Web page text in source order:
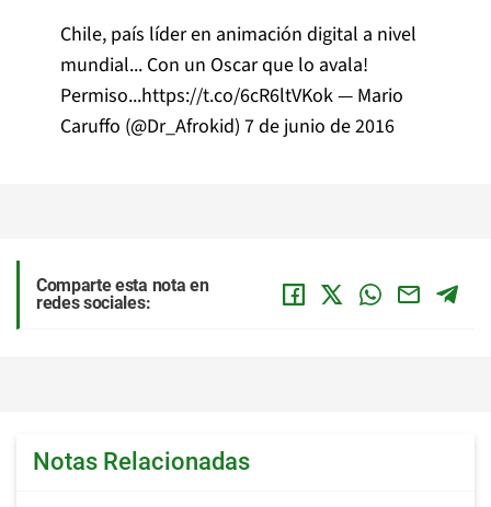
Chile, país líder en animación digital a nivel
mundial... Con un Oscar que lo avala!
Permiso...https://t.co/6cR6ltVKok— Mario
Caruffo (@Dr_Afrokid) 7 de junio de 2016
Comparte esta nota en
redes sociales:
Notas Relacionadas